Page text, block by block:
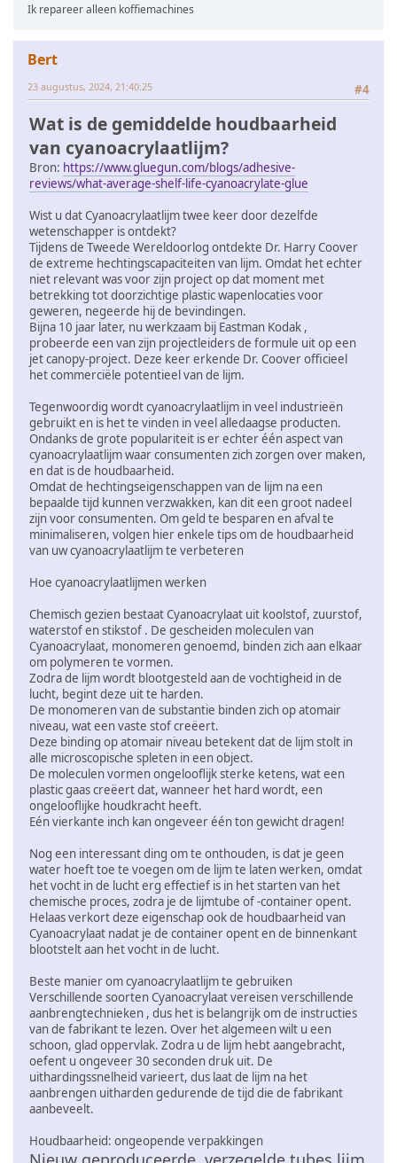
Ik repareer alleen koffiemachines
Bert
#4
23 augustus, 2024, 21:40:25
Wat is de gemiddelde houdbaarheid
van cyanoacrylaatlijm?
Bron: https://www.gluegun.com/blogs/adhesive-
reviews/what-average-shelf-life-cyanoacrylate-glue
Wist u dat Cyanoacrylaatlijm twee keer door dezelfde
wetenschapper is ontdekt?
Tijdens de Tweede Wereldoorlog ontdekte Dr. Harry Coover
de extreme hechtingscapaciteiten van lijm. Omdat het echter
niet relevant was voor zijn project op dat moment met
betrekking tot doorzichtige plastic wapenlocaties voor
geweren, negeerde hij de bevindingen.
Bijna 10 jaar later, nu werkzaam bij Eastman Kodak ,
probeerde een van zijn projectleiders de formule uit op een
jet canopy-project. Deze keer erkende Dr. Coover officieel
het commerciële potentieel van de lijm.
Tegenwoordig wordt cyanoacrylaatlijm in veel industrieën
gebruikt en is het te vinden in veel alledaagse producten.
Ondanks de grote populariteit is er echter één aspect van
cyanoacrylaatlijm waar consumenten zich zorgen over maken,
en dat is de houdbaarheid.
Omdat de hechtingseigenschappen van de lijm na een
bepaalde tijd kunnen verzwakken, kan dit een groot nadeel
zijn voor consumenten. Om geld te besparen en afval te
minimaliseren, volgen hier enkele tips om de houdbaarheid
van uw cyanoacrylaatlijm te verbeteren
Hoe cyanoacrylaatlijmen werken
Chemisch gezien bestaat Cyanoacrylaat uit koolstof, zuurstof,
waterstof en stikstof . De gescheiden moleculen van
Cyanoacrylaat, monomeren genoemd, binden zich aan elkaar
om polymeren te vormen.
Zodra de lijm wordt blootgesteld aan de vochtigheid in de
lucht, begint deze uit te harden.
De monomeren van de substantie binden zich op atomair
niveau, wat een vaste stof creëert.
Deze binding op atomair niveau betekent dat de lijm stolt in
alle microscopische spleten in een object.
De moleculen vormen ongelooflijk sterke ketens, wat een
plastic gaas creëert dat, wanneer het hard wordt, een
ongelooflijke houdkracht heeft.
Eén vierkante inch kan ongeveer één ton gewicht dragen!
Nog een interessant ding om te onthouden, is dat je geen
water hoeft toe te voegen om de lijm te laten werken, omdat
het vocht in de lucht erg effectief is in het starten van het
chemische proces, zodra je de lijmtube of -container opent.
Helaas verkort deze eigenschap ook de houdbaarheid van
Cyanoacrylaat nadat je de container opent en de binnenkant
blootstelt aan het vocht in de lucht.
Beste manier om cyanoacrylaatlijm te gebruiken
Verschillende soorten Cyanoacrylaat vereisen verschillende
aanbrengtechnieken , dus het is belangrijk om de instructies
van de fabrikant te lezen. Over het algemeen wilt u een
schoon, glad oppervlak. Zodra u de lijm hebt aangebracht,
oefent u ongeveer 30 seconden druk uit. De
uithardingssnelheid varieert, dus laat de lijm na het
aanbrengen uitharden gedurende de tijd die de fabrikant
aanbeveelt.
Houdbaarheid: ongeopende verpakkingen